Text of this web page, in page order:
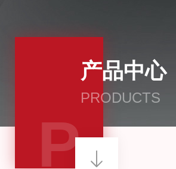
产品中心
PRODUCTS
P